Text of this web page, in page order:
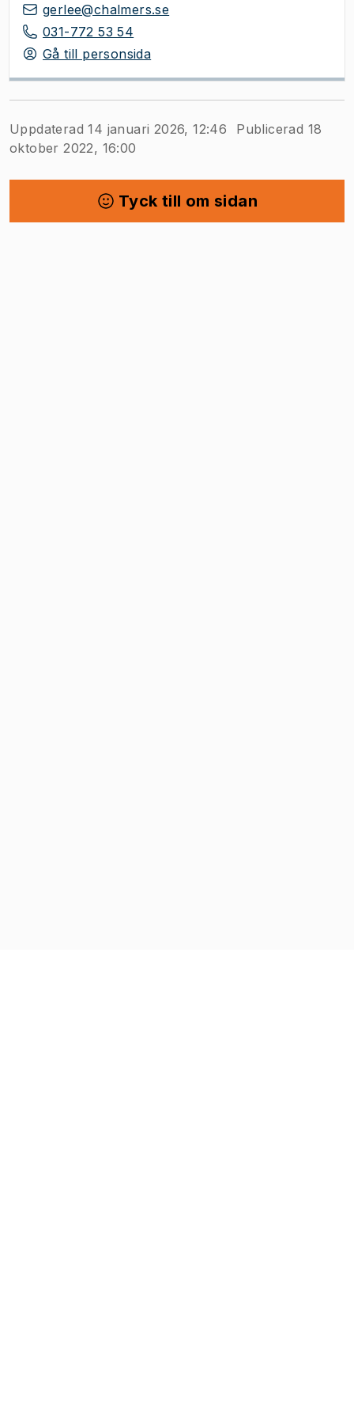
gerlee@chalmers.se
031-772 53 54
Gå till personsida
Uppdaterad 14 januari 2026, 12:46
Publicerad 18
oktober 2022, 16:00
Tyck till om sidan